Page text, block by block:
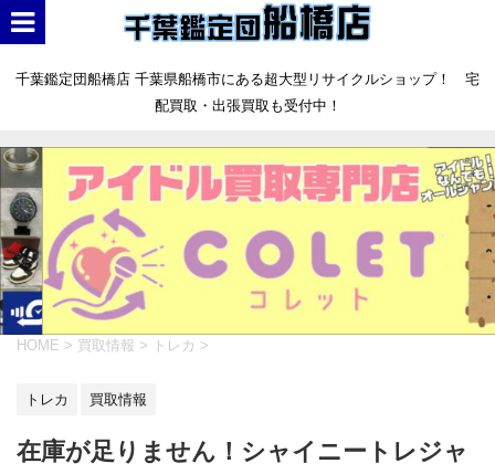
千葉鑑定団船橋店 千葉県船橋市にある超大型リサイクルショップ！ 宅
配買取・出張買取も受付中！
HOME > 買取情報 > トレカ >
トレカ 買取情報
在庫が足りません！シャイニートレジャ